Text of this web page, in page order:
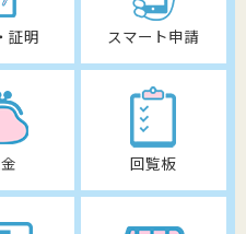
証明 スマート申請
回覧板